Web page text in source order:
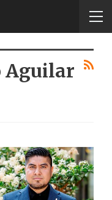
Aguilar